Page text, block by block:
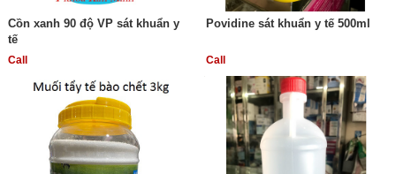
Cồn xanh 90 độ VP sát khuẩn y
tế
Call
Povidine sát khuẩn y tế 500ml
Call